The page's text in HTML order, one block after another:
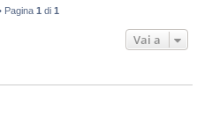
Pagina 1 di 1
Vai a